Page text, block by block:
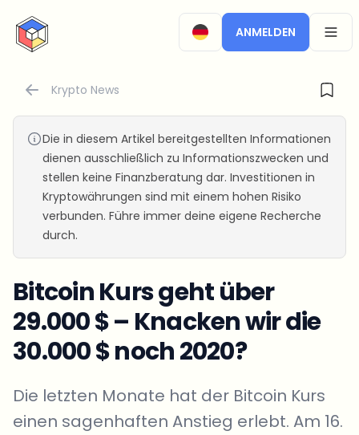
CryptoTicker
ANMELDEN
Krypto News
Die in diesem Artikel bereitgestellten Informationen
dienen ausschließlich zu Informationszwecken und
stellen keine Finanzberatung dar. Investitionen in
Kryptowährungen sind mit einem hohen Risiko
verbunden. Führe immer deine eigene Recherche
durch.
Bitcoin Kurs geht über
29.000 $ – Knacken wir die
30.000 $ noch 2020?
Die letzten Monate hat der Bitcoin Kurs
einen sagenhaften Anstieg erlebt. Am 16.